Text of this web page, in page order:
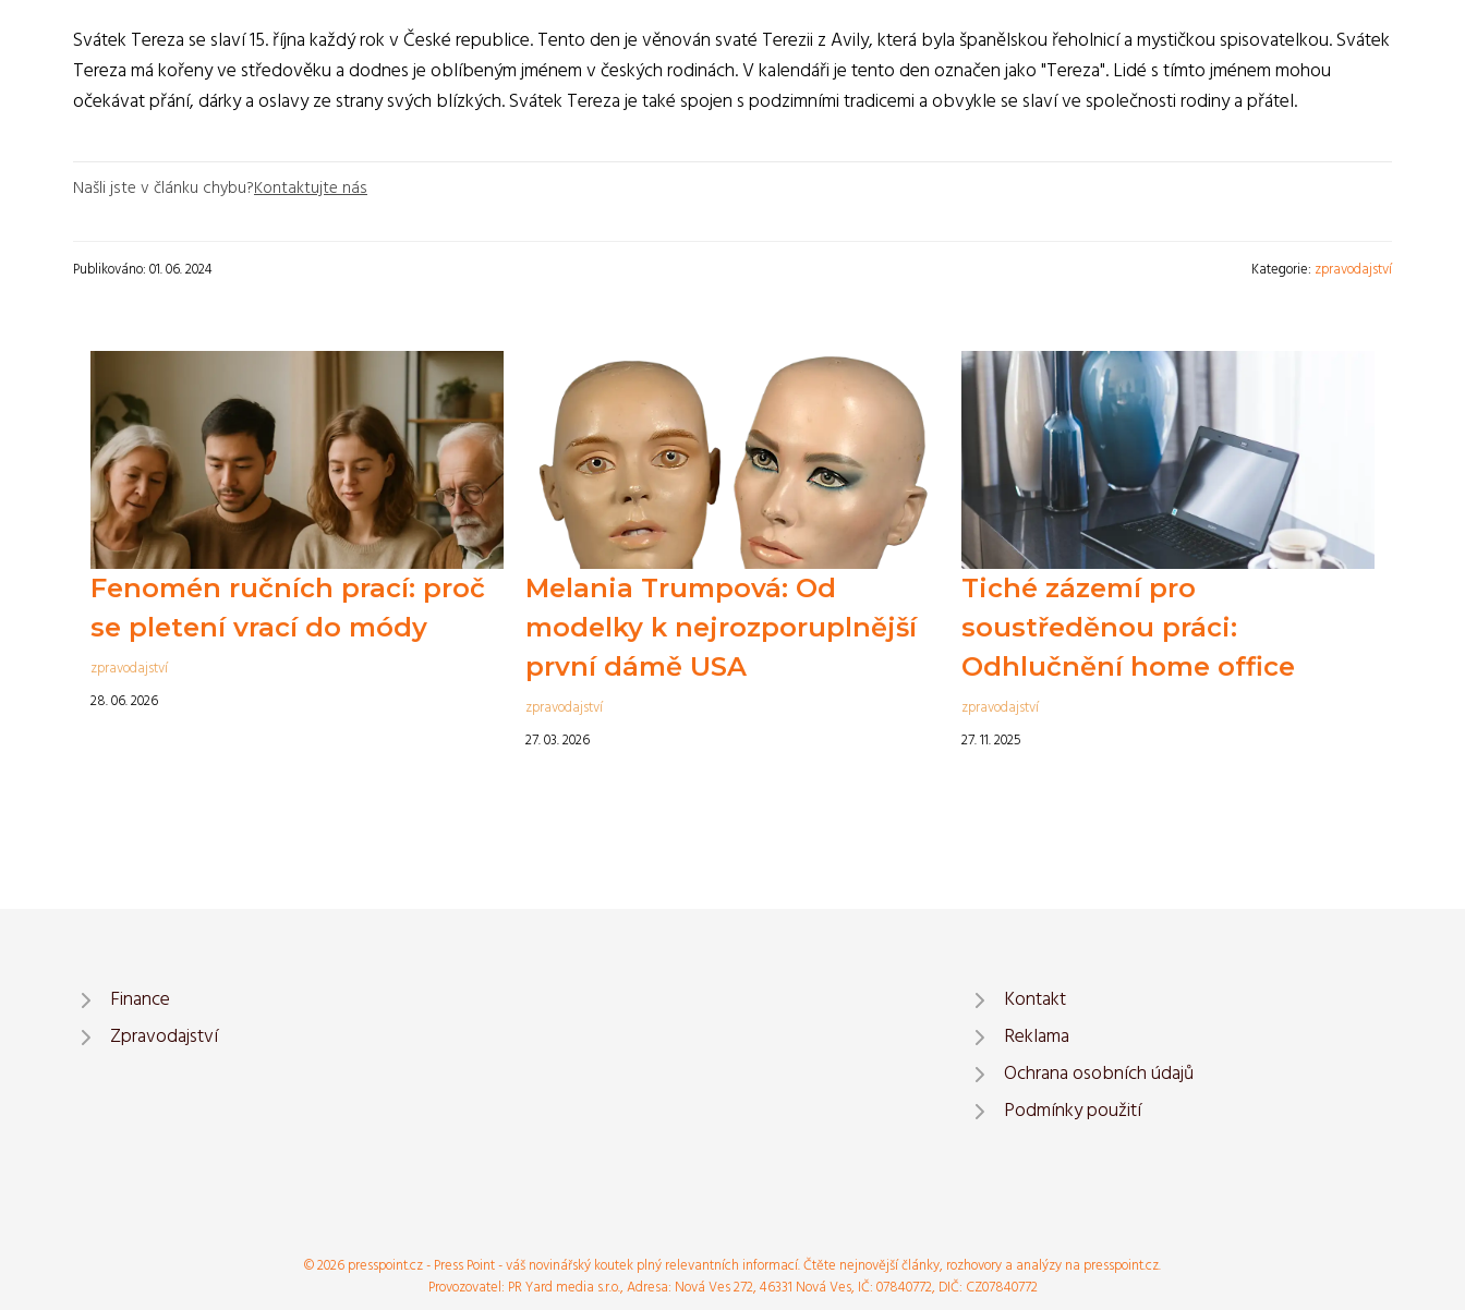
Svátek Tereza se slaví 15. října každý rok v České republice. Tento den je věnován svaté Terezii z Avily, která byla španělskou řeholnicí a mystičkou spisovatelkou. Svátek
Tereza má kořeny ve středověku a dodnes je oblíbeným jménem v českých rodinách. V kalendáři je tento den označen jako "Tereza". Lidé s tímto jménem mohou
očekávat přání, dárky a oslavy ze strany svých blízkých. Svátek Tereza je také spojen s podzimními tradicemi a obvykle se slaví ve společnosti rodiny a přátel.
Našli jste v článku chybu?Kontaktujte nás
Publikováno: 01. 06. 2024 Kategorie: zpravodajství
Fenomén ručních prací: proč
se pletení vrací do módy
zpravodajství
28. 06. 2026
Melania Trumpová: Od
modelky k nejrozporuplnější
první dámě USA
zpravodajství
27. 03. 2026
Tiché zázemí pro
soustředěnou práci:
Odhlučnění home office
zpravodajství
27. 11. 2025
Finance
Zpravodajství
Kontakt
Reklama
Ochrana osobních údajů
Podmínky použití
© 2026 presspoint.cz - Press Point - váš novinářský koutek plný relevantních informací. Čtěte nejnovější články, rozhovory a analýzy na presspoint.cz.
Provozovatel: PR Yard media s.r.o., Adresa: Nová Ves 272, 46331 Nová Ves, IČ: 07840772, DIČ: CZ07840772